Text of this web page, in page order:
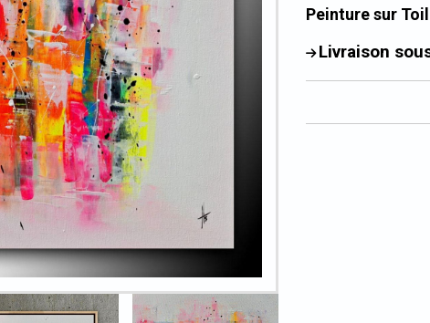
Peinture sur
Livraison